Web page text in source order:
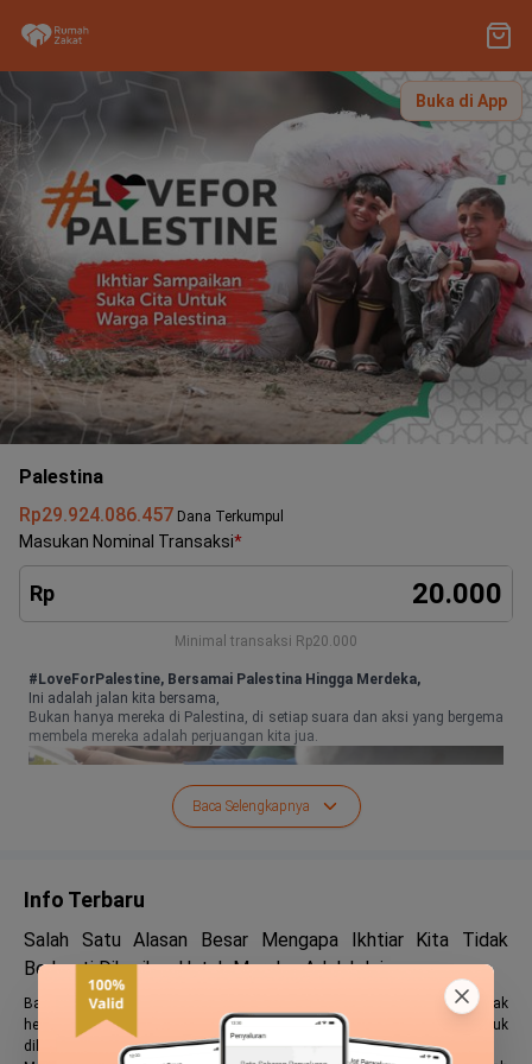
Buka di App
Palestina
Rp29.924.086.457 Dana Terkumpul
Masukan Nominal Transaksi*
Rp
Minimal transaksi Rp20.000
#LoveForPalestine, Bersamai Palestina Hingga Merdeka,
Ini adalah jalan kita bersama,
Bukan hanya mereka di Palestina, di setiap suara dan aksi yang bergema
membela mereka adalah perjuangan kita jua.
Baca Selengkapnya
Info Terbaru
Salah Satu Alasan Besar Mengapa Ikhtiar Kita Tidak
Berhenti Diberikan Untuk Mereka, Adalah Ini
Bagi mereka, usaha untuk pulih ditengah segala gempuran yang tidak
henti diterima adalah sebuah ikhtiar besar yang terkadang sulit untuk
dilakukan.